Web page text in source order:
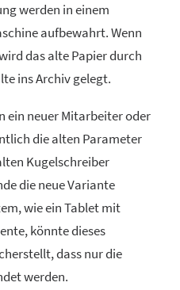
werden in einem
aufbewahrt. Wenn
das alte Papier durch
ins Archiv gelegt.
ein neuer Mitarbeiter oder
die alten Parameter
Kugelschreiber
die neue Variante
wie ein Tablet mit
könnte dieses
dass nur die
werden.